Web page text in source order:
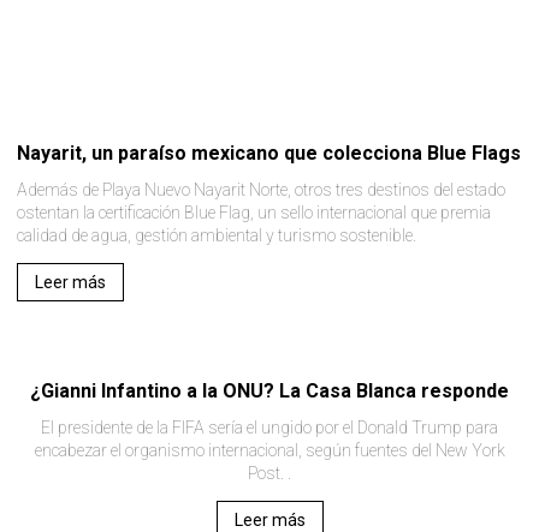
Nayarit, un paraíso mexicano que colecciona Blue Flags
Además de Playa Nuevo Nayarit Norte, otros tres destinos del estado
ostentan la certificación Blue Flag, un sello internacional que premia
calidad de agua, gestión ambiental y turismo sostenible.
Leer más
¿Gianni Infantino a la ONU? La Casa Blanca responde
El presidente de la FIFA sería el ungido por el Donald Trump para
encabezar el organismo internacional, según fuentes del New York
Post. .
Leer más